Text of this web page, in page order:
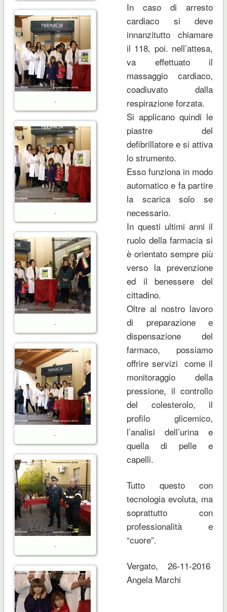
.
.
.
.
.
In caso di arresto
cardiaco si deve
innanzitutto chiamare
il 118, poi. nell’attesa,
va effettuato il
massaggio cardiaco,
coadiuvato dalla
respirazione forzata.
Si applicano quindi le
piastre del
defibrillatore e si attiva
lo strumento.
Esso funziona in modo
automatico e fa partire
la scarica solo se
necessario.
In questi ultimi anni il
ruolo della farmacia si
è orientato sempre più
verso la prevenzione
ed il benessere del
cittadino.
Oltre al nostro lavoro
di preparazione e
dispensazione del
farmaco, possiamo
offrire servizi come il
monitoraggio della
pressione, il controllo
del colesterolo, il
profilo glicemico,
l’analisi dell’urina e
quella di pelle e
capelli.
Tutto questo con
tecnologia evoluta, ma
soprattutto con
professionalità e
“cuore”.
Vergato, 26-11-2016
Angela Marchi